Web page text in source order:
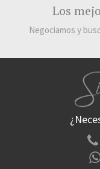
Los
Negociamos y